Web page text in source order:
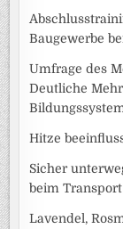
Baugewerbe
Umfrage des
Deutliche
Hitze
Sicher
beim
Lavendel,